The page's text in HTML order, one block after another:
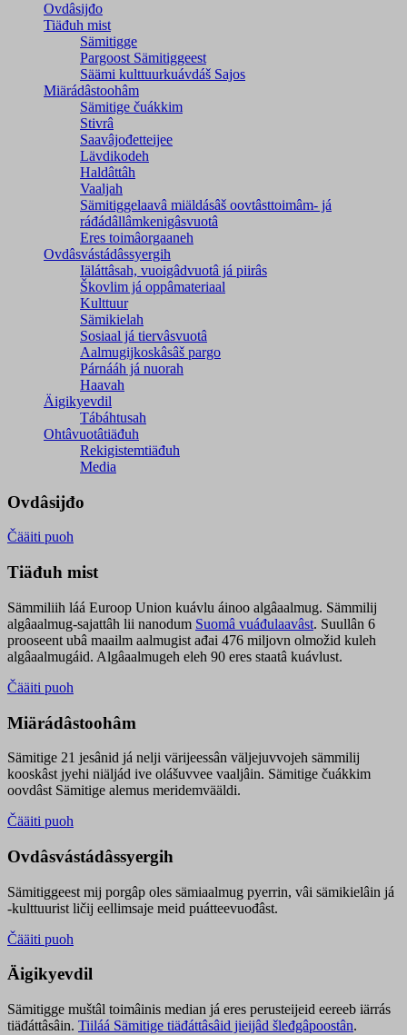
Ovdâsijđo
Tiäđuh mist
Sämitigge
Pargoost Sämitiggeest
Säämi kulttuurkuávdáš Sajos
Miärádâstoohâm
Sämitige čuákkim
Stivrâ
Saavâjođetteijee
Lävdikodeh
Haldâttâh
Vaaljah
Sämitiggelaavâ miäldásâš oovtâsttoimâm- já
ráđádâllâmkenigâsvuotâ
Eres toimâorgaaneh
Ovdâsvástádâssyergih
Iäláttâsah, vuoigâdvuotâ já piirâs
Škovlim já oppâmateriaal
Kulttuur
Sämikielah
Sosiaal já tiervâsvuotâ
Aalmugijkoskâsâš pargo
Párnááh já nuorah
Haavah
Äigikyevdil
Tábáhtusah
Ohtâvuotâtiäđuh
Rekigistemtiäđuh
Media
Ovdâsijđo
Čääiti puoh
Tiäđuh mist
Sämmiliih láá Euroop Union kuávlu áinoo algâaalmug. Sämmilij
algâaalmug-sajattâh lii nanodum Suomâ vuáđulaavâst. Suullân 6
prooseent ubâ maailm aalmugist ađai 476 miljovn olmožid kuleh
algâaalmugáid. Algâaalmugeh eleh 90 eres staatâ kuávlust.
Čääiti puoh
Miärádâstoohâm
Sämitige 21 jesânid já nelji värijeessân väljejuvvojeh sämmilij
kooskâst jyehi niäljád ive olášuvvee vaaljâin. Sämitige čuákkim
oovdâst Sämitige alemus meridemvääldi.
Čääiti puoh
Ovdâsvástádâssyergih
Sämitiggeest mij porgâp oles sämiaalmug pyerrin, vâi sämikielâin já
-kulttuurist ličij eellimsaje meid puátteevuođâst.
Čääiti puoh
Äigikyevdil
Sämitigge muštâl toimâinis median já eres perusteijeid eereeb iärrás
tiäđáttâsâin. Tiiláá Sämitige tiäđáttâsâid jieijâd šleđgâpoostân.